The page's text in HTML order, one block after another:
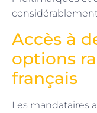
Accès à
options
français
Les mandataires